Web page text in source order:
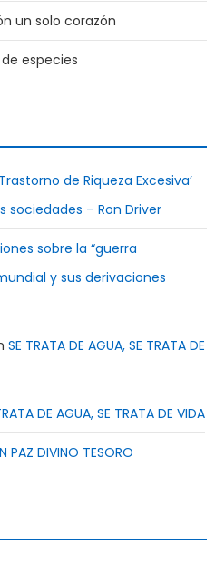
un solo corazón
especies
de Riqueza Excesiva’
– Ron Driver
sobre la “guerra
y sus derivaciones
SE TRATA DE AGUA, SE TRATA DE
DE AGUA, SE TRATA DE VIDA
PAZ DIVINO TESORO